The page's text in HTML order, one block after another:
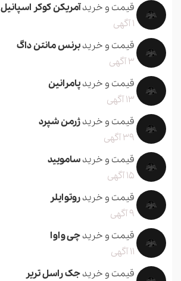
قیمت و خریدآمریکن کوکر اسپانیل
1 آگهی
قیمت و خریدبرنس مانتن داگ
3 آگهی
قیمت و خریدپامرانین
13 آگهی
قیمت و خریدژرمن شپرد
39 آگهی
قیمت و خریدسامویید
15 آگهی
قیمت و خریدروتوایلر
9 آگهی
قیمت و خریدچی واوا
11 آگهی
قیمت و خریدجک راسل تریر